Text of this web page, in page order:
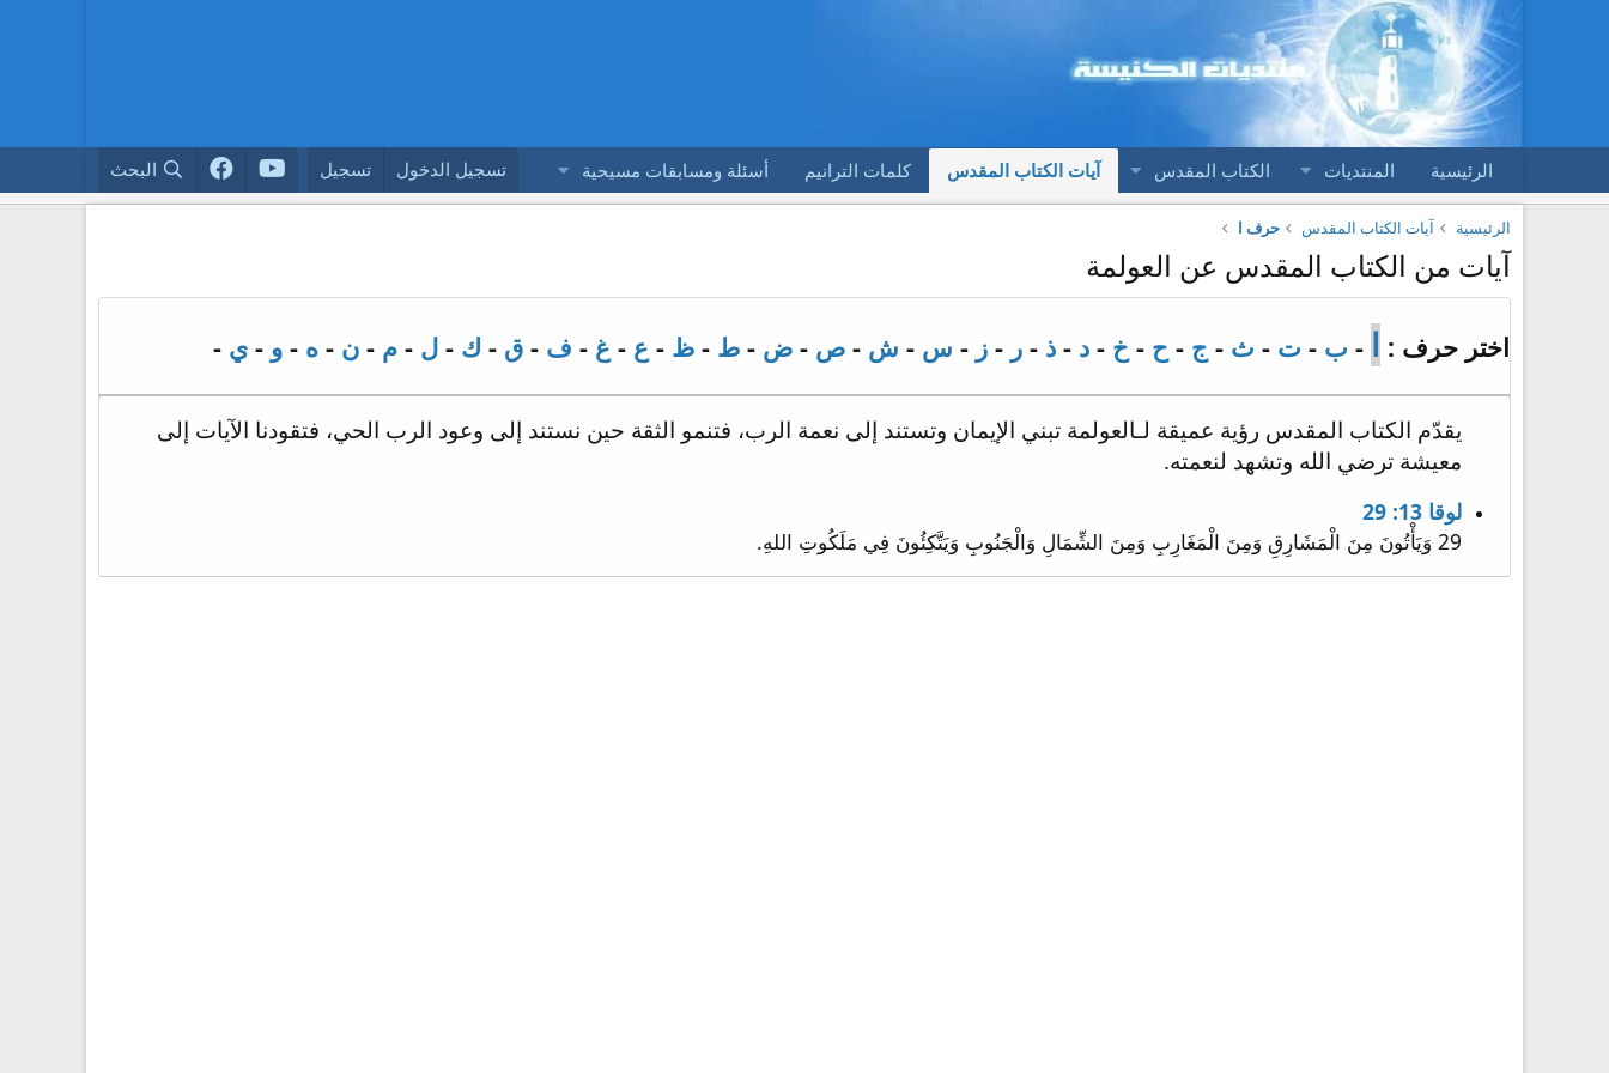
الرئيسية المنتديات الكتاب المقدس آيات الكتاب المقدس كلمات الترانيم أسئلة ومسابقات مسيحية تسجيل الدخول تسجيل البحث
الرئيسية آيات الكتاب المقدس حرف ا
آيات من الكتاب المقدس عن العولمة
اختر حرف : ا - ب - ت - ث - ج - ح - خ - د - ذ - ر - ز - س - ش - ص - ض - ط - ظ - ع - غ - ف - ق - ك - ل - م - ن - ه - و - ي -
يقدّم الكتاب المقدس رؤية عميقة لـالعولمة تبني الإيمان وتستند إلى نعمة الرب، فتنمو الثقة حين نستند إلى وعود الرب الحي، فتقودنا الآيات إلى
معيشة ترضي الله وتشهد لنعمته.
لوقا 13: 29
29 وَيَأْتُونَ مِنَ الْمَشَارِقِ وَمِنَ الْمَغَارِبِ وَمِنَ الشِّمَالِ وَالْجَنُوبِ وَيَتَّكِئُونَ فِي مَلَكُوتِ اللهِ.